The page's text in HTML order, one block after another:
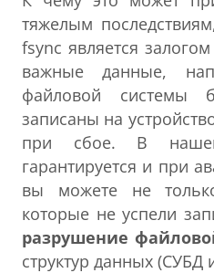
тяжелым
fsync является
важные данные,
файловой системы
записаны на
при сбое. В
гарантируется и при
вы можете не
которые не успели
разрушение
структур данных (СУБД